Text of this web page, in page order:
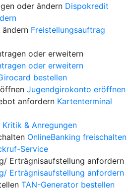
oder ändern Dispokredit
Freistellungsauftrag
oder erweitern
oder erweitern
bestellen
Jugendgirokonto eröffnen
anfordern Kartenterminal
Kritik & Anregungen
OnlineBanking freischalten
Service
Erträgnisaufstellung anfordern
Erträgnisaufstellung anfordern
TAN-Generator bestellen